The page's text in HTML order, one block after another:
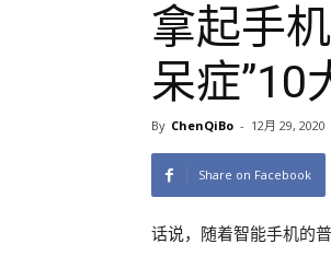
拿起手
呆症”10
By ChenQiBo - 12月 29, 2020
Share on Facebook
话说，随着智能手机的